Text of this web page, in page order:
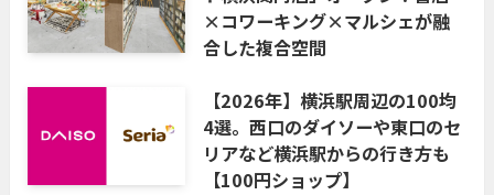
×コワーキング×マルシェが融
合した複合空間
【2026年】横浜駅周辺の100均
4選。西口のダイソーや東口のセ
リアなど横浜駅からの行き方も
【100円ショップ】